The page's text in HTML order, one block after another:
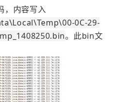
，内容写入
0C-29-
。此bin文